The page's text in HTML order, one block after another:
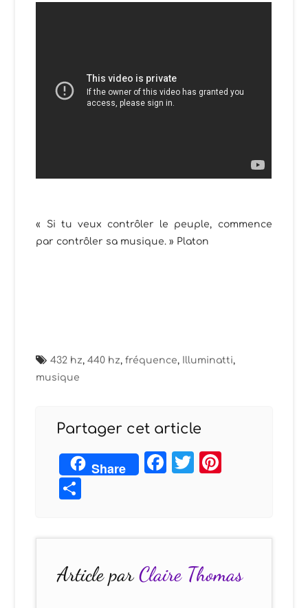
« Si tu veux contrôler le peuple, commence
par contrôler sa musique. » Platon
432 hz,440 hz,fréquence, Illuminatti,
musique
Partager cet article
Share Facebook
Twitter
Article parClaire Thomas